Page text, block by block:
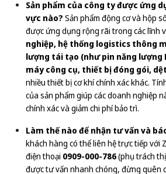
Sản phẩm của công ty được ứng
vực nào? Sản phẩm động cơ và hộp
được ứng dụng rộng rãi trong các lĩnh
nghiệp, hệ thống logistics thông
lượng tái tạo (như pin năng lượng
máy công cụ, thiết bị đóng gói,
nhiều thiết bị cơ khí chính xác khác.
của sản phẩm giúp các doanh nghiệp
chính xác và giảm chi phí bảo trì.
Làm thế nào để nhận tư vấn và
khách hàng có thể liên hệ trực tiếp với
điện thoại 0909-000-786(phụ trách
được tư vấn nhanh chóng, đừng quên